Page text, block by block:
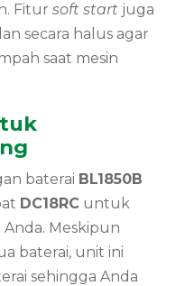
Fitur soft start juga
secara halus agar
saat mesin
baterai BL1850B
DC18RC untuk
Meskipun
baterai, unit ini
sehingga Anda